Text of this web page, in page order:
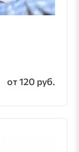
от 120 руб.